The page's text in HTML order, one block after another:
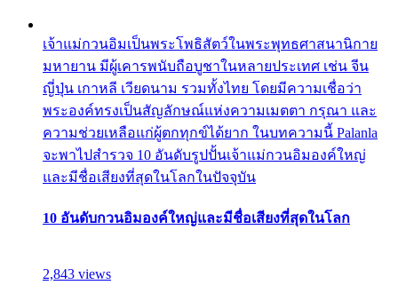
เจ้าแม่กวนอิมเป็นพระโพธิสัตว์ในพระพุทธศาสนานิกาย
มหายาน มีผู้เคารพนับถือบูชาในหลายประเทศ เช่น จีน
ญี่ปุ่น เกาหลี เวียดนาม รวมทั้งไทย โดยมีความเชื่อว่า
พระองค์ทรงเป็นสัญลักษณ์แห่งความเมตตา กรุณา และ
ความช่วยเหลือแก่ผู้ตกทุกข์ได้ยาก ในบทความนี้ Palanla
จะพาไปสำรวจ 10 อันดับรูปปั้นเจ้าแม่กวนอิมองค์ใหญ่
และมีชื่อเสียงที่สุดในโลกในปัจจุบัน
10 อันดับกวนอิมองค์ใหญ่และมีชื่อเสียงที่สุดในโลก
2,843 views